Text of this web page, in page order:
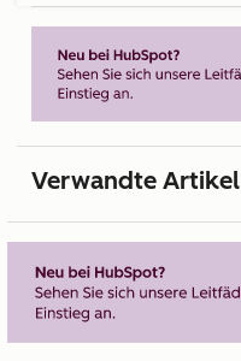
Verwandte Artikel